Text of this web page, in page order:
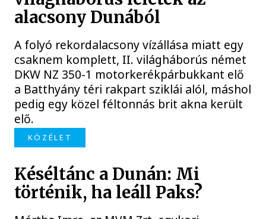
alacsony Dunából
A folyó rekordalacsony vízállása miatt egy
csaknem komplett, II. világháborús német
DKW NZ 350-1 motorkerékpárbukkant elő
a Batthyány téri rakpart sziklái alól, máshol
pedig egy közel féltonnás brit akna került
elő.
KÖZÉLET
Késéltánc a Dunán: Mi
történik, ha leáll Paks?